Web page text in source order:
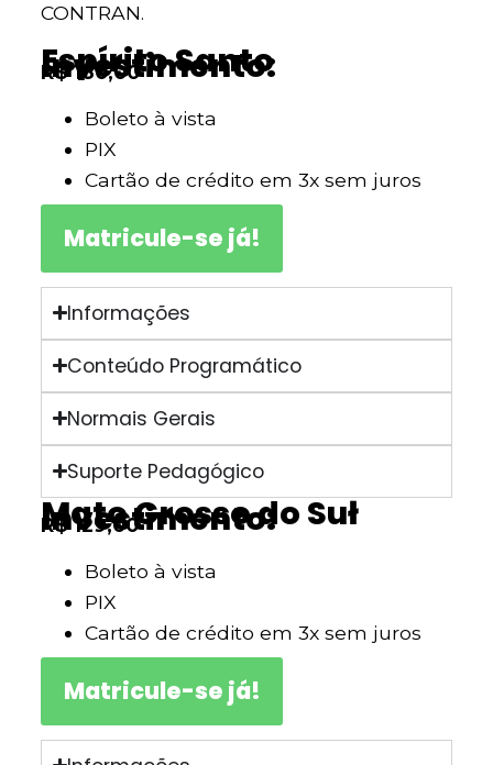
CONTRAN.
Espírito Santo
Investimento:
R$ 180,00
Boleto à vista
PIX
Cartão de crédito em 3x sem juros
Matricule-se já!
Informações
Conteúdo Programático
Normais Gerais
Suporte Pedagógico
Mato Grosso do Suł
Investimento:
R$ 129,00
Boleto à vista
PIX
Cartão de crédito em 3x sem juros
Matricule-se já!